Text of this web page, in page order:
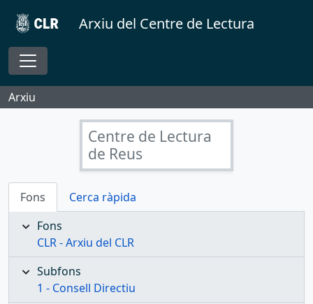
Skip to main content
Arxiu del Centre de Lectura
Toggle navigation
Arxiu
Centre de Lectura
de Reus
Fons
Cerca ràpida
Fons
CLR - Arxiu del CLR
Subfons
1 - Consell Directiu